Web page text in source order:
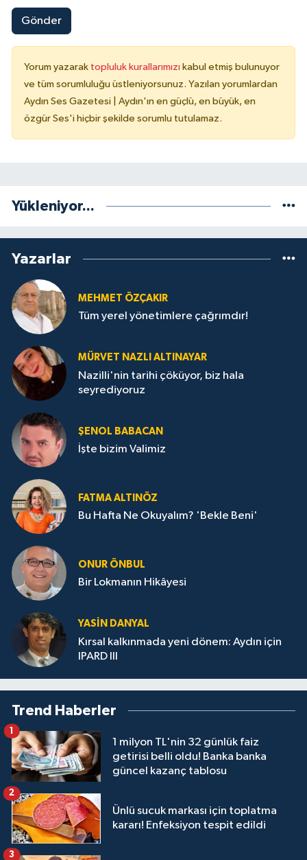
Gönder
Yorum yazarak topluluk kurallarımızı kabul etmiş bulunuyor
ve tüm sorumluluğu üstleniyorsunuz. Yazılan yorumlardan
Aydın Ses Gazetesi | Aydın'ın en güçlü, en büyük, en
özgür Ses'i hiçbir şekilde sorumlu tutulamaz.
Yükleniyor...
Yazarlar
MEHMET ÖZÇAKIR
Tüm yerel yönetimlere çağrımdır!
MÜRVET NAZLI ALTINAYAR
Nazilli'nin tarihi çöküyor, biz hala
seyrediyoruz
ŞENOL BABACAN
İşte bizim Valimiz
FATMA ALTINÖZ
Bu Hafta Ne Okuyalım? 'Bekle Beni'
ONUR ÖNBUL
Bir Lokmanın Hikâyesi
YASIN DANYAL
Kırsal kalkınmada yeni dönem: Aydın için
IPARD III
Trend Haberler
1 milyon TL'nin 32 günlük faiz
getirisi belli oldu! Banka banka
güncel kazanç tablosu
1
Ünlü sucuk markası için toplatma
kararı! Enfeksiyon tespit edildi
2
3